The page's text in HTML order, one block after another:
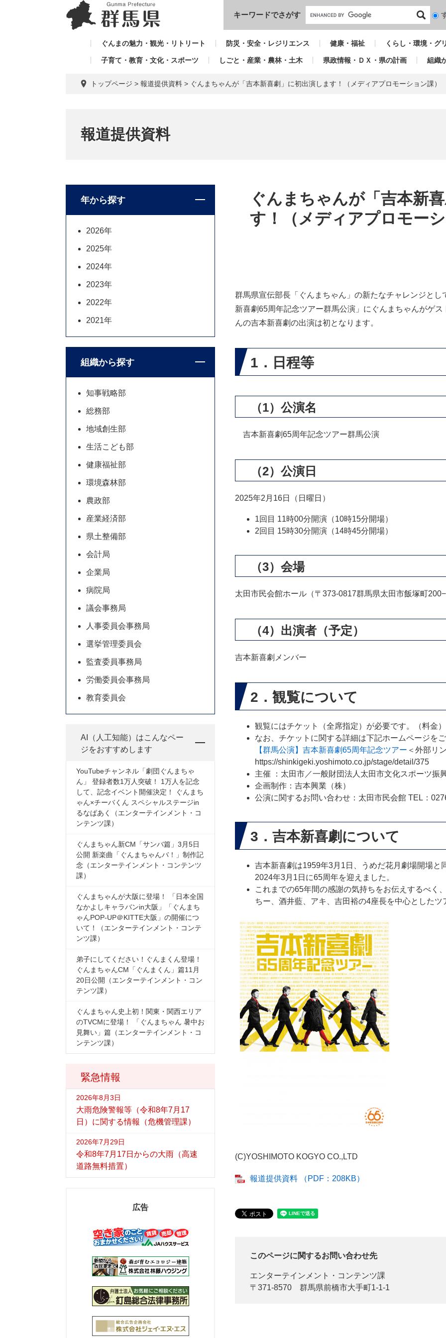
本文へ
キーワードでさがす
検
対
ぐんまの魅力・観光・リトリート 防災・安全・レジリエンス 健康・福祉 くらし・環境・グ
子育て・教育・文化・スポーツ しごと・産業・農林・土木 県政情報・ＤＸ・県の計画 組織
トップページ > 報道提供資料 > ぐんまちゃんが「吉本新喜劇」に初出演します！（メディアプロモーション課）
報道提供資料
ぐんまちゃんが「吉本新
す！（メディアプロモー
群馬県宣伝部長「ぐんまちゃん」の新たなチャレンジと
新喜劇65周年記念ツアー群馬公演」にぐんまちゃんがゲ
んの吉本新喜劇の出演は初となります。
1．日程等
（1）公演名
吉本新喜劇65周年記念ツアー群馬公演
（2）公演日
2025年2月16日（日曜日）
1回目 11時00分開演（10時15分開場）
2回目 15時30分開演（14時45分開場）
（3）会場
太田市民会館ホール（〒373-0817群馬県太田市飯塚町
（4）出演者（予定）
吉本新喜劇メンバー
2．観覧について
観覧にはチケット（全席指定）が必要です。（料金
なお、チケットに関する詳細は下記ホームページを
【群馬公演】吉本新喜劇65周年記念ツアー ＜外部リ
https://shinkigeki.yoshimoto.co.jp/stage/detail/375
主催 ：太田市／一般財団法人太田市文化スポーツ振
企画制作：吉本興業（株）
公演に関するお問い合わせ：太田市民会館 TEL：
3．吉本新喜劇について
吉本新喜劇は1959年3月1日、うめだ花月劇場開場と
2024年3月1日に65周年を迎えました。
これまでの65年間の感謝の気持ちをお伝えするべく
ちー、酒井藍、アキ、吉田裕の4座長を中心とした
​​(C)YOSHIMOTO KOGYO CO.,LTD
報道提供資料 （PDF：208KB）
このページに関するお問い合わせ先
エンターテインメント・コンテンツ課
〒371-8570
群馬県前橋市大手町1-1-1
緊急情報
2026年8月3日
大雨危険警報等（令和8年7月17
日）に関する情報（危機管理課）
2026年7月29日
令和8年7月17日からの大雨（高速
道路無料措置）
年から探す
2026年
2025年
2024年
2023年
2022年
2021年
組織から探す
知事戦略部
総務部
地域創生部
生活こども部
健康福祉部
環境森林部
農政部
産業経済部
県土整備部
会計局
企業局
病院局
議会事務局
人事委員会事務局
選挙管理委員会
監査委員事務局
労働委員会事務局
教育委員会
AI（人工知能）はこんなペー
ジをおすすめします
YouTubeチャンネル「劇団ぐんまちゃ
ん」 登録者数1万人突破！ 1万人を記念
して、記念イベント開催決定！ ぐんまち
ゃん×チーバくん スペシャルステージin
るなぱあく（エンターテインメント・コ
ンテンツ課）
ぐんまちゃん新CM「サンバ篇」3月5日
公開 新楽曲「ぐんまちゃんバ！」制作記
念（エンターテインメント・コンテンツ
課）
ぐんまちゃんが大阪に登場！ 「日本全国
なかよしキャラバンin大阪」「ぐんまち
ゃんPOP-UP＠KITTE大阪」の開催につ
いて！（エンターテインメント・コンテ
ンツ課）
弟子にしてください！ぐんまくん登場！
ぐんまちゃんCM「ぐんまくん」篇11月
20日公開（エンターテインメント・コン
テンツ課）
ぐんまちゃん史上初！関東・関西エリア
のTVCMに登場！ 「ぐんまちゃん 暑中お
見舞い」篇（エンターテインメント・コ
ンテンツ課）
広告